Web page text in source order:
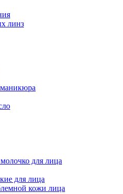
линз
для лица
для лица
кожи лица